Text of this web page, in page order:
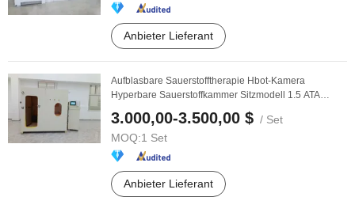
Anbieter Lieferant
Aufblasbare Sauerstofftherapie Hbot-Kamera
Hyperbare Sauerstoffkammer Sitzmodell 1.5 ATA
3.000,00-3.500,00 $ / Set
MOQ:1 Set
Anbieter Lieferant